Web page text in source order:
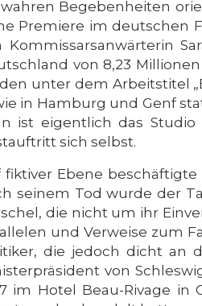
Begebenheiten
Premiere im deutschen
Kommissarsanwärterin
von 8,23
unter dem Arbeitstitel
in Hamburg und Genf
ist eigentlich das Studio
sich selbst.
fiktiver Ebene
seinem Tod wurde der
die nicht um ihr
und Verweise zum
die jedoch dicht an
von
im Hotel Beau-Rivage